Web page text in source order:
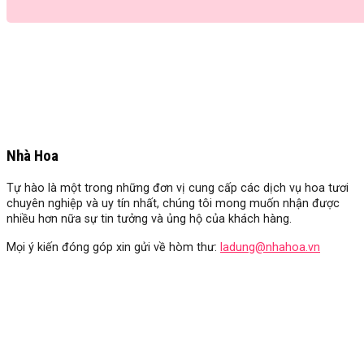
Nhà Hoa
Tự hào là một trong những đơn vị cung cấp các dịch vụ hoa tươi
chuyên nghiệp và uy tín nhất, chúng tôi mong muốn nhận được
nhiều hơn nữa sự tin tưởng và ủng hộ của khách hàng.
Mọi ý kiến đóng góp xin gửi về hòm thư: ladung@nhahoa.vn